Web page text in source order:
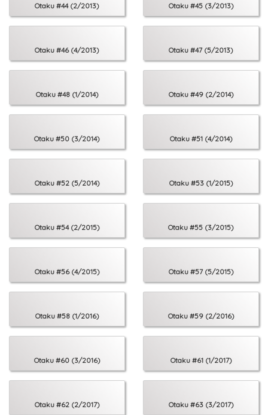
Otaku #44 (2/2013) Otaku #45 (3/2013)
Otaku #46 (4/2013) Otaku #47 (5/2013)
Otaku #48 (1/2014) Otaku #49 (2/2014)
Otaku #50 (3/2014) Otaku #51 (4/2014)
Otaku #52 (5/2014) Otaku #53 (1/2015)
Otaku #54 (2/2015) Otaku #55 (3/2015)
Otaku #56 (4/2015) Otaku #57 (5/2015)
Otaku #58 (1/2016) Otaku #59 (2/2016)
Otaku #60 (3/2016) Otaku #61 (1/2017)
Otaku #62 (2/2017) Otaku #63 (3/2017)